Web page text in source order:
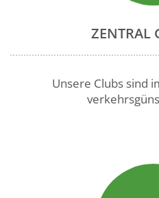
ZENTRAL
Unsere Clubs sind